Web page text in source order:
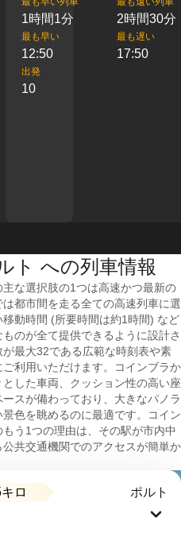
1時間1分 2時間30分
最も早い
12:50
最も遅い
17:50
出発
10
ト への列車情報
な選択肢の1つは高速かつ最新の
都市間を走る全ての高速列車に選
動時間 (所要時間は約1時間) など
のが全て提供できるように設計さ
最大32である広範な時刻表や素
利用いただけます。コインブラか
した車両、クッション性の高い座
スが備わっており、大きなパノラ
色を眺めるのに最適です。コイン
う1つの理由は、その駅が市内中
共交通機関でのアクセスが簡単か
ロ ポルト